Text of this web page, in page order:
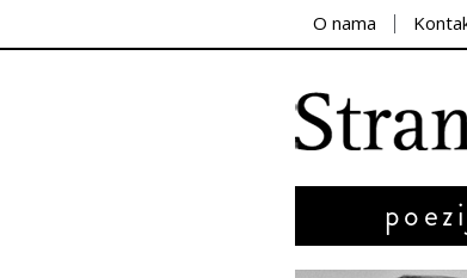
O nama